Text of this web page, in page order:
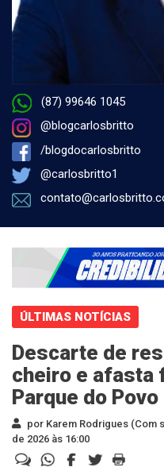
(87) 99646 1045
@blogcarlosbritto
/blogdocarlosbritto
@carlosbritto1
ÚLTIMAS NOTÍCIAS
Descarte de
cheiro e afasta
Parque do Povo
por Karem Rodrigues (Com
de 2026 às 16:00